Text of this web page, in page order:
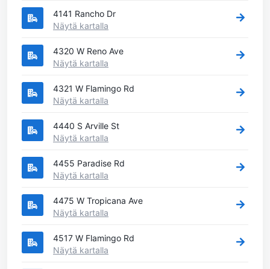
4141 Rancho Dr
Näytä kartalla
4320 W Reno Ave
Näytä kartalla
4321 W Flamingo Rd
Näytä kartalla
4440 S Arville St
Näytä kartalla
4455 Paradise Rd
Näytä kartalla
4475 W Tropicana Ave
Näytä kartalla
4517 W Flamingo Rd
Näytä kartalla